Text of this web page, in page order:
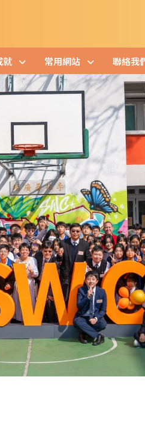
就 常用網站 聯絡我